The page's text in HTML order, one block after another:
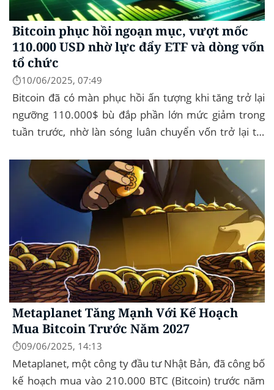
Bitcoin phục hồi ngoạn mục, vượt mốc
110.000 USD nhờ lực đẩy ETF và dòng vốn
tổ chức
⏱️10/06/2025, 07:49
Bitcoin đã có màn phục hồi ấn tượng khi tăng trở lại
ngưỡng 110.000$ bù đắp phần lớn mức giảm trong
tuần trước, nhờ làn sóng luân chuyển vốn trở lại thị
Metaplanet Tăng Mạnh Với Kế Hoạch
Mua Bitcoin Trước Năm 2027
⏱️09/06/2025, 14:13
Metaplanet, một công ty đầu tư Nhật Bản, đã công bố
kế hoạch mua vào 210.000 BTC (Bitcoin) trước năm